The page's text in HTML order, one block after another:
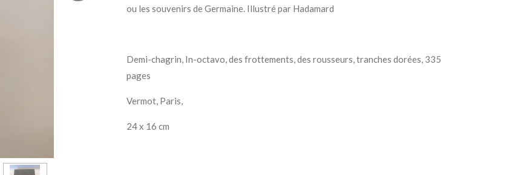
ou les souvenirs de Germaine. Illustré par Hadamard
Demi-chagrin, In-octavo, des frottements, des rousseurs, tranches dorées, 335
pages
Vermot, Paris,
24 x 16 cm